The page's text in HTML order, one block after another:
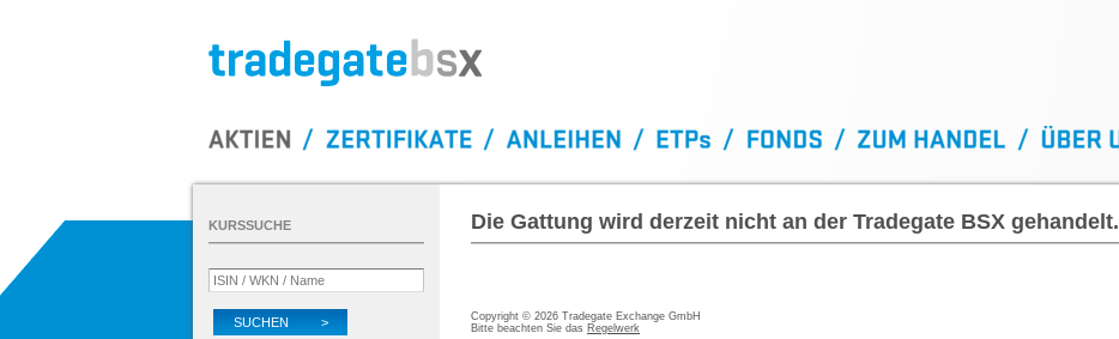
Die Gattung wird derzeit nicht an der Tradegate BSX gehandelt.
Copyright © 2026 Tradegate Exchange GmbH
Bitte beachten Sie das Regelwerk
KURSSUCHE
SUCHEN >